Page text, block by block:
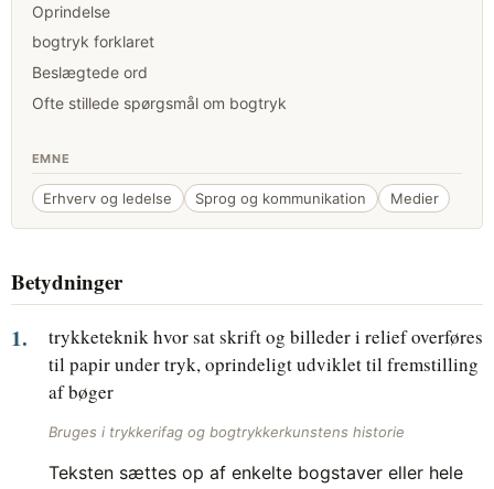
Betydninger
trykketeknik hvor sat skrift og billeder i relief overføres
til papir under tryk, oprindeligt udviklet til fremstilling
af bøger
Bruges i trykkerifag og bogtrykkerkunstens historie
Teksten sættes op af enkelte bogstaver eller hele
Oprindelse
bogtryk forklaret
Beslægtede ord
Ofte stillede spørgsmål om bogtryk
EMNE
Erhverv og ledelse Sprog og kommunikation Medier